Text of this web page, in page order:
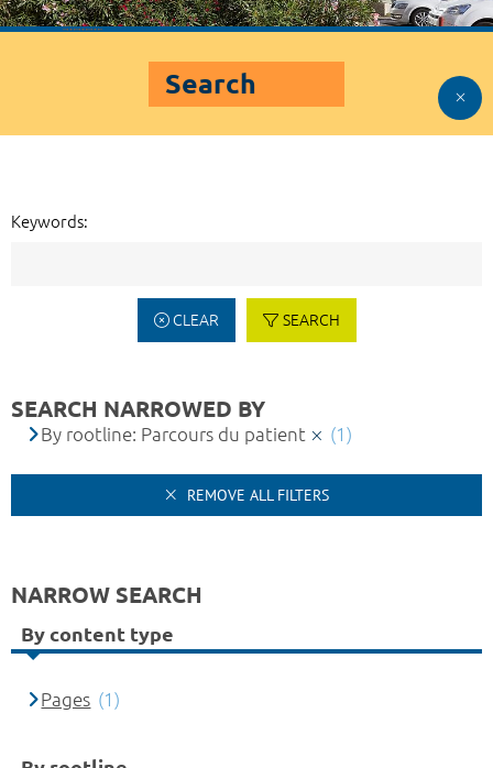
Search
Keywords:
CLEAR SEARCH
SEARCH NARROWED BY
By rootline: Parcours du patient (1)
REMOVE ALL FILTERS
NARROW SEARCH
By content type
Pages (1)